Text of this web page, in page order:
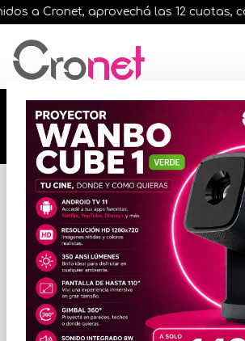
a Cronet, aprovechá las 12 cuotas,
🔥🔥🔥 12 cuotas, en todos
comprando antes de las 13
día 🔥🔥🔥
Inicio
VARIOS INFORMATICA
TECLADOS Y MOUSE